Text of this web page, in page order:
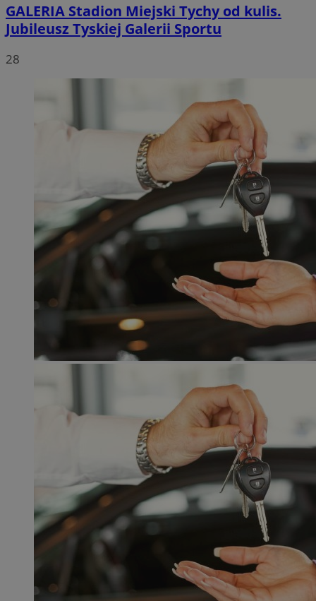
GALERIA Stadion Miejski Tychy od kulis.
Jubileusz Tyskiej Galerii Sportu
28